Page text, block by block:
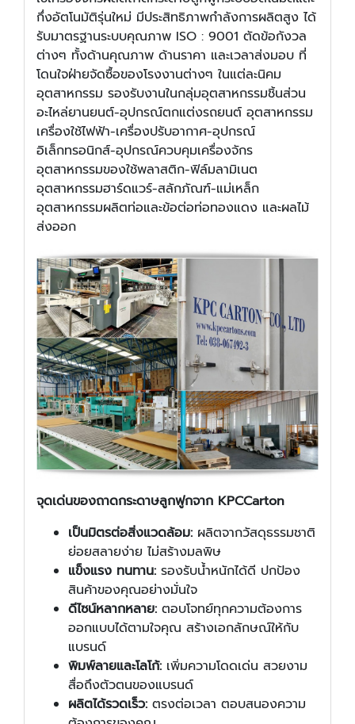
กึ่งอัตโนมัติรุ่นใหม่ มีประสิทธิภาพกำลังการผลิตสูง ได้
รับมาตรฐานระบบคุณภาพ ISO : 9001 ตัดข้อกังวล
ต่างๆ ทั้งด้านคุณภาพ ด้านราคา และเวลาส่งมอบ ที่
โดนใจฝ่ายจัดซื้อของโรงงานต่างๆ ในแต่ละนิคม
อุตสาหกรรม รองรับงานในกลุ่มอุตสาหกรรมชิ้นส่วน
อะไหล่ยานยนต์-อุปกรณ์ตกแต่งรถยนต์ อุตสาหกรรม
เครื่องใช้ไฟฟ้า-เครื่องปรับอากาศ-อุปกรณ์
อิเล็กทรอนิกส์-อุปกรณ์ควบคุมเครื่องจักร
อุตสาหกรรมของใช้พลาสติก-ฟิล์มลามิเนต
อุตสาหกรรมฮาร์ดแวร์-สลักภัณฑ์-แม่เหล็ก
อุตสาหกรรมผลิตท่อและข้อต่อท่อทองแดง และผลไม้
ส่งออก
จุดเด่นของถาดกระดาษลูกฟูกจาก KPCCarton
เป็นมิตรต่อสิ่งแวดล้อม: ผลิตจากวัสดุธรรมชาติ
ย่อยสลายง่าย ไม่สร้างมลพิษ
แข็งแรง ทนทาน: รองรับน้ำหนักได้ดี ปกป้อง
สินค้าของคุณอย่างมั่นใจ
ดีไซน์หลากหลาย: ตอบโจทย์ทุกความต้องการ
ออกแบบได้ตามใจคุณ สร้างเอกลักษณ์ให้กับ
แบรนด์
พิมพ์ลายและโลโก้: เพิ่มความโดดเด่น สวยงาม
สื่อถึงตัวตนของแบรนด์
ผลิตได้รวดเร็ว: ตรงต่อเวลา ตอบสนองความ